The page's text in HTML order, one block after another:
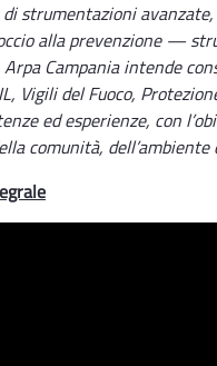
strumentazioni
alla prevenzione —
Campania intende
Vigili del Fuoco,
ed esperienze, con
comunità,